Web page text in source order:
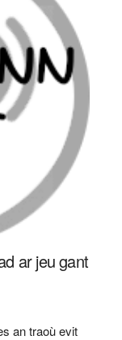
ar jeu gant
an traoù evit